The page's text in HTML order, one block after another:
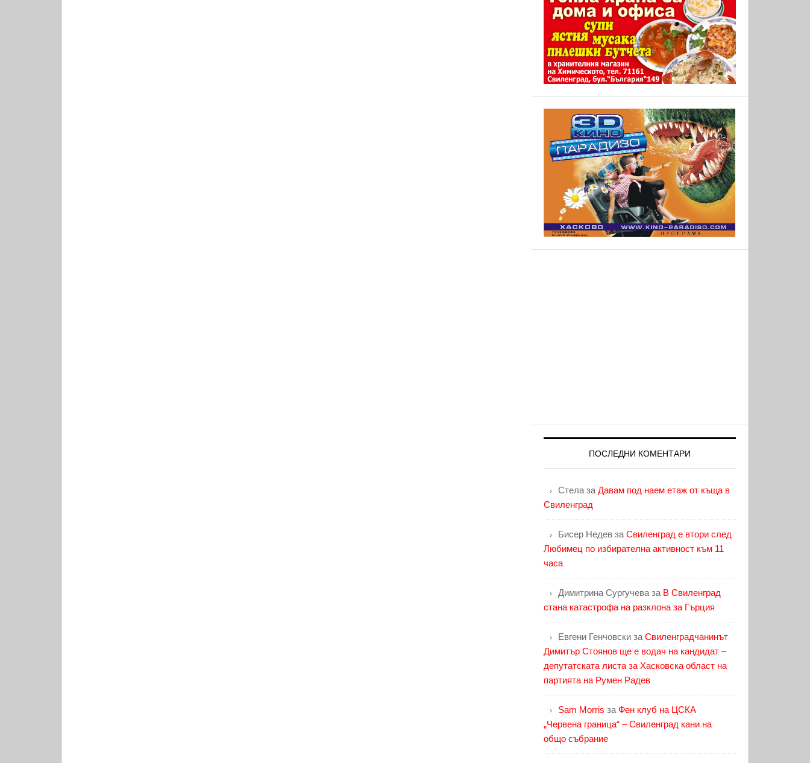
ПОСЛЕДНИ КОМЕНТАРИ
Стела за Давам под наем етаж от къща в
Свиленград
Бисер Недев за Свиленград е втори след
Любимец по избирателна активност към 11
часа
Димитрина Сургучева за В Свиленград
стана катастрофа на разклона за Гърция
Евгени Генчовски за Свиленградчанинът
Димитър Стоянов ще е водач на кандидат –
депутатската листа за Хасковска област на
партията на Румен Радев
Sam Morris за Фен клуб на ЦСКА
„Червена граница“ – Свиленград кани на
общо събрание